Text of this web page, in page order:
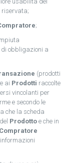
riservata;
;
di obbligazioni a
(prodotti
ai Prodotti raccolte
vincolanti per
e secondo le
che la scheda
Prodottoe che in
Compratore